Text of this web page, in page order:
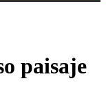
paisaje